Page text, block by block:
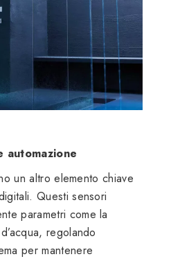
automazione
un altro elemento chiave
Questi sensori
parametri come la
regolando
per mantenere